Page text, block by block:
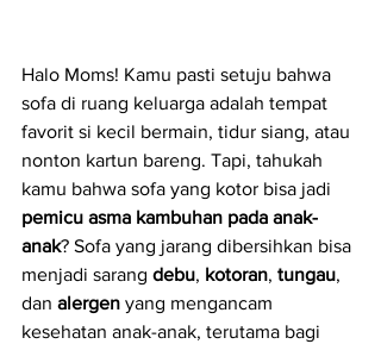
Halo Moms! Kamu pasti setuju bahwa
sofa di ruang keluarga adalah tempat
favorit si kecil bermain, tidur siang, atau
nonton kartun bareng. Tapi, tahukah
kamu bahwa sofa yang kotor bisa jadi
pemicu asma kambuhan pada anak-
anak? Sofa yang jarang dibersihkan bisa
menjadi sarang debu, kotoran, tungau,
dan alergen yang mengancam
kesehatan anak-anak, terutama bagi